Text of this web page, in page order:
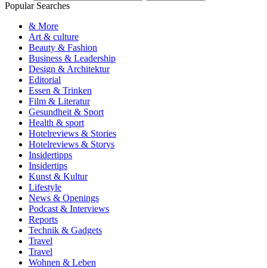
Popular Searches
& More
Art & culture
Beauty & Fashion
Business & Leadership
Design & Architektur
Editorial
Essen & Trinken
Film & Literatur
Gesundheit & Sport
Health & sport
Hotelreviews & Stories
Hotelreviews & Storys
Insidertipps
Insidertips
Kunst & Kultur
Lifestyle
News & Openings
Podcast & Interviews
Reports
Technik & Gadgets
Travel
Travel
Wohnen & Leben